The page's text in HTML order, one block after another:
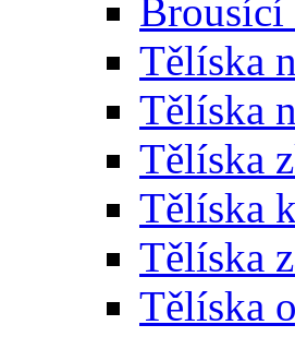
Tělíska
Tělíska
Tělíska
Tělíska
Tělíska
Tělíska